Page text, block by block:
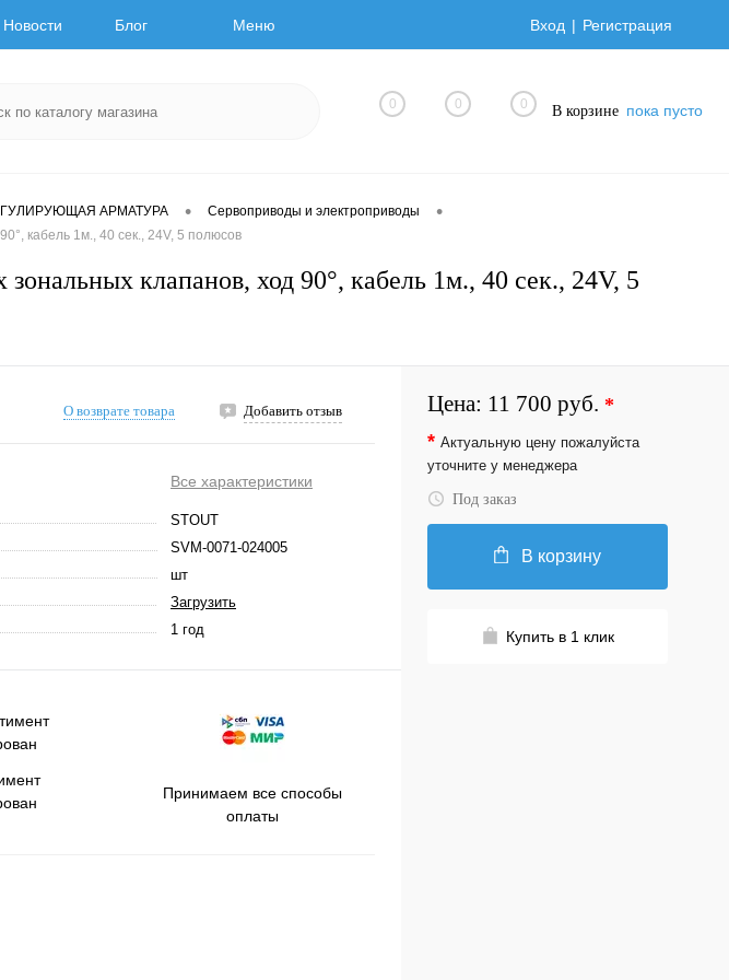
Новости Блог Меню Вход Регистрация
0 0 0 В корзине пока пусто
АРМАТУРА • Сервоприводы и электроприводы •
кабель 1м., 40 сек., 24V, 5 полюсов
клапанов, ход 90°, кабель 1м., 40 сек., 24V, 5
О возврате товара Добавить отзыв
Все характеристики
STOUT
SVM-0071-024005
шт
Загрузить
1 год
Принимаем все способы
оплаты
Цена: 11 700 руб. *
* Актуальную цену пожалуйста
уточните у менеджера
Под заказ
В корзину
Купить в 1 клик